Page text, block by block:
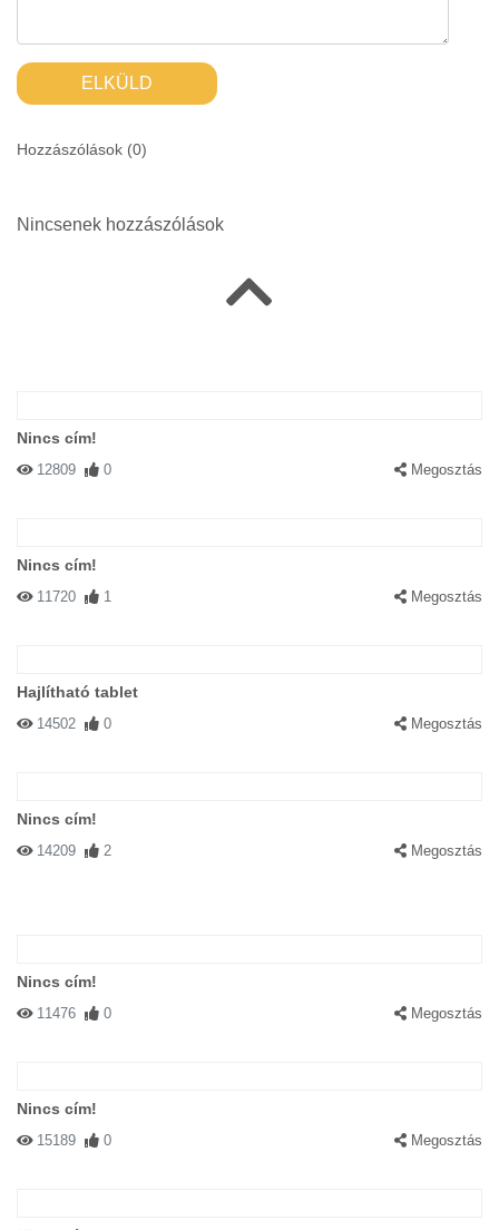
ELKÜLD
Hozzászólások (0)
Nincsenek hozzászólások
Nincs cím!
12809 0 Megosztás
Nincs cím!
11720 1 Megosztás
Hajlítható tablet
14502 0 Megosztás
Nincs cím!
14209 2 Megosztás
Nincs cím!
11476 0 Megosztás
Nincs cím!
15189 0 Megosztás